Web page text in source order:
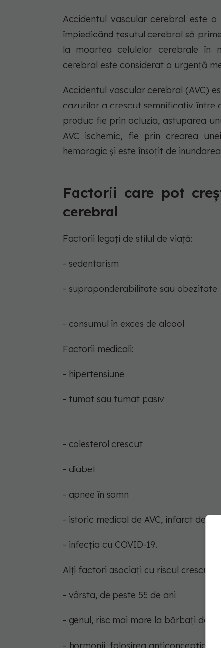
Accidentul vascular cerebral este
împiedicând țesutul cerebral să
la moartea celulelor cerebrale în
cerebral este considerat o urgență
Accidentul vascular cerebral (AVC)
cazurilor a crescut semnificativ între
produc fie prin ocluzia, astuparea
AVC ischemic, fie prin crearea
hemoragic și este însoțit de
Factorii care pot
cerebral
Factorii legați de stilul de viață:
- sedentarism
- supraponderabilitate sau obezitate
- consumul în exces de alcool
Factorii medicali:
- hipertensiune
- fumat sau fumat pasiv
- colesterol crescut
- diabet
- apnee în somn
- istoric medical de AVC, infarct de
- infecția cu COVID-19.
Alți factori asociați cu riscul crescut
- vârsta, de peste 55 de ani
- genul, risc mai mare la bărbați
- hormonii, folosirea